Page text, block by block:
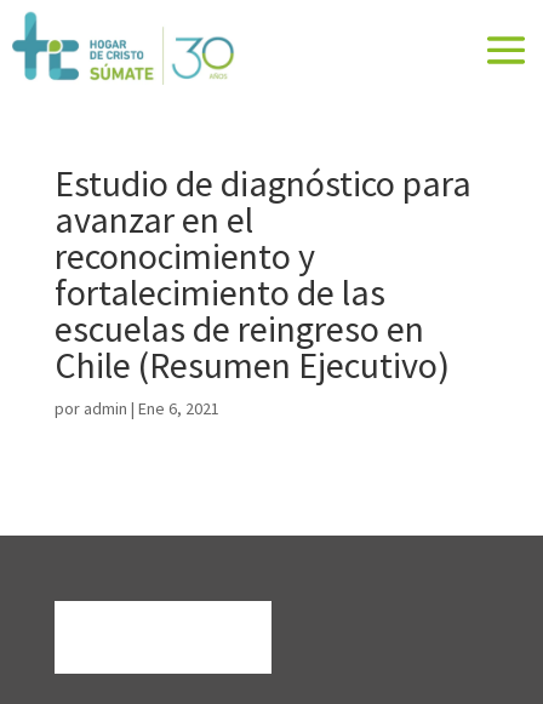
Estudio de diagnóstico para
avanzar en el
reconocimiento y
fortalecimiento de las
escuelas de reingreso en
Chile (Resumen Ejecutivo)
por admin | Ene 6, 2021